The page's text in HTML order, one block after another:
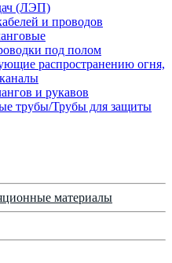
(ЛЭП)
и проводов
под полом
распространению огня,
и рукавов
трубы/Трубы для защиты
материалы